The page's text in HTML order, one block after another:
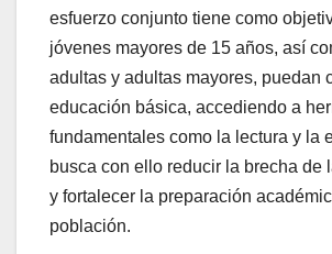
esfuerzo conjunto tiene como
jóvenes mayores de 15 años, así
adultas y adultas mayores, puedan
educación básica, accediendo a
fundamentales como la lectura y la
busca con ello reducir la brecha de
y fortalecer la preparación
población.